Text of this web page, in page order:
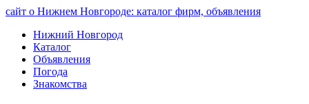
сайт о Нижнем Новгороде: каталог фирм, объявления
Нижний Новгород
Каталог
Объявления
Погода
Знакомства